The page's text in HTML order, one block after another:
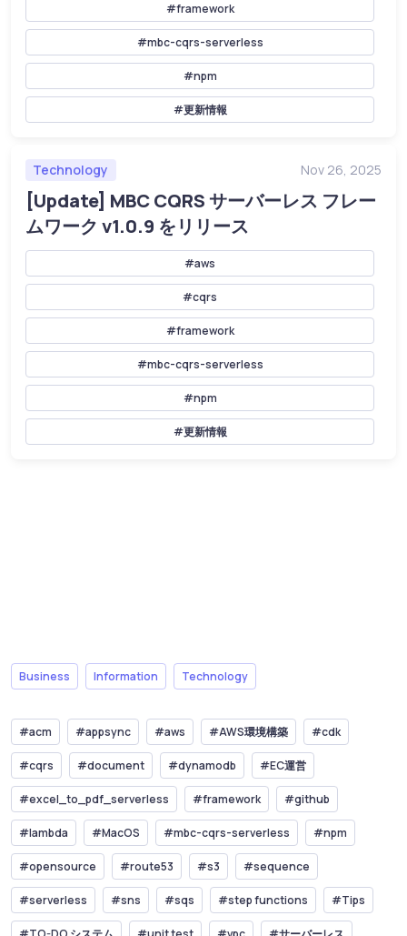
#framework
#mbc-cqrs-serverless
#npm
#更新情報
Technology Nov 26, 2025
[Update] MBC CQRS サーバーレス フレー
ムワーク v1.0.9 をリリース
#aws
#cqrs
#framework
#mbc-cqrs-serverless
#npm
#更新情報
Business Information Technology
#acm #appsync #aws #AWS環境構築 #cdk
#cqrs #document #dynamodb #EC運営
#excel_to_pdf_serverless #framework #github
#lambda #MacOS #mbc-cqrs-serverless #npm
#opensource #route53 #s3 #sequence
#serverless #sns #sqs #step functions #Tips